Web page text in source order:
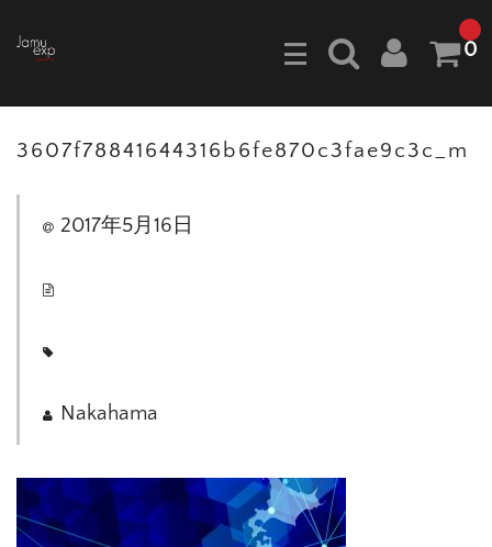
0
3607f78841644316b6fe870c3fae9c3c_m
2017年5月16日
Nakahama